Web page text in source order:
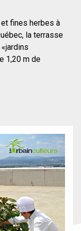
fines herbes à
la terrasse
1,20 m de